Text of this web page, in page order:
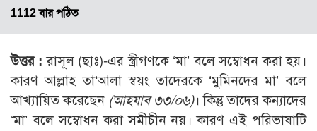
1112 বার পঠিত
উত্তর : রাসূল (ছাঃ)-এর স্ত্রীগণকে ‘মা’ বলে সম্বোধন করা হয়।
কারণ আল্লাহ তা‘আলা স্বয়ং তাদেরকে ‘মুমিনদের মা’ বলে
আখ্যায়িত করেছেন (আহযাব ৩৩/০৬)। কিন্তু তাদের কন্যাদের
‘মা’ বলে সম্বোধন করা সমীচীন নয়। কারণ এই পরিভাষাটি